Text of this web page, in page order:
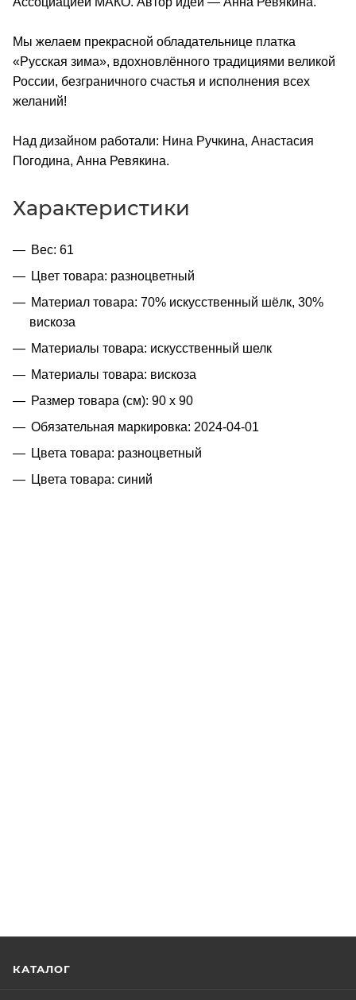
Мы желаем прекрасной обладательнице платка
«Русская зима», вдохновлённого традициями великой
России, безграничного счастья и исполнения всех
желаний!
Над дизайном работали: Нина Ручкина, Анастасия
Погодина, Анна Ревякина.
Характеристики
Вес: 61
Цвет товара: разноцветный
Материал товара: 70% искусственный шёлк, 30%
вискоза
Материалы товара: искусственный шелк
Материалы товара: вискоза
Размер товара (см): 90 х 90
Обязательная маркировка: 2024-04-01
Цвета товара: разноцветный
Цвета товара: синий
КАТАЛОГ